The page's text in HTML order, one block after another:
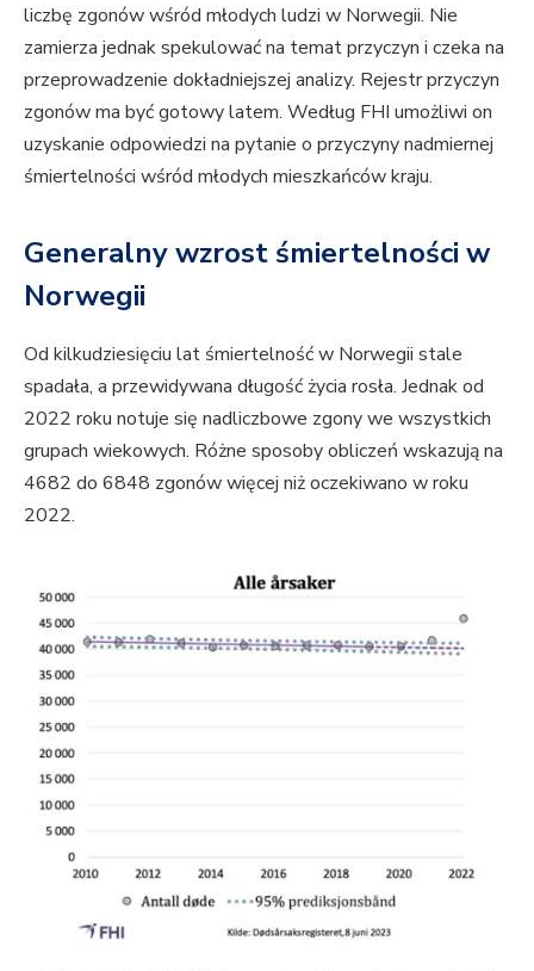
liczbę zgonów wśród młodych ludzi w Norwegii. Nie
zamierza jednak spekulować na temat przyczyn i czeka na
przeprowadzenie dokładniejszej analizy. Rejestr przyczyn
zgonów ma być gotowy latem. Według FHI umożliwi on
uzyskanie odpowiedzi na pytanie o przyczyny nadmiernej
śmiertelności wśród młodych mieszkańców kraju.
Generalny wzrost śmiertelności w
Norwegii
Od kilkudziesięciu lat śmiertelność w Norwegii stale
spadała, a przewidywana długość życia rosła. Jednak od
2022 roku notuje się nadliczbowe zgony we wszystkich
grupach wiekowych. Różne sposoby obliczeń wskazują na
4682 do 6848 zgonów więcej niż oczekiwano w roku
2022.